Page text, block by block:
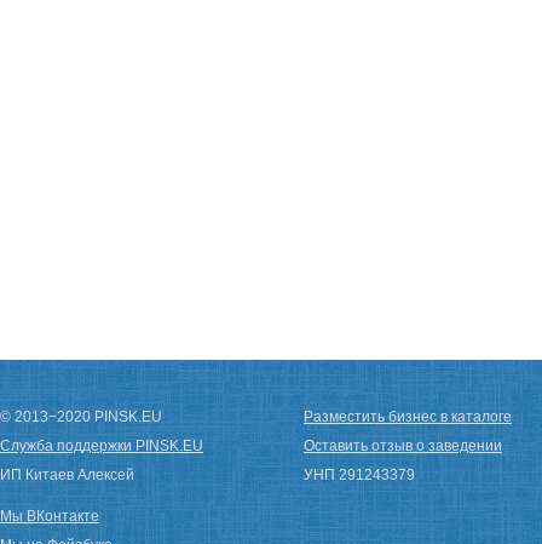
© 2013−2020 PINSK.EU
Служба поддержки PINSK.EU
ИП Китаев Алексей
Разместить бизнес в каталоге
Оставить отзыв о заведении
УНП 291243379
Мы ВКонтакте